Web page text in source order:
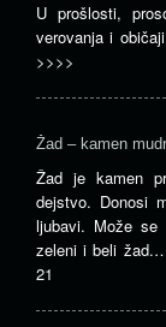
U prošlosti,
verovanja i
>>>>
Žad – kamen
Žad je kamen
dejstvo. Donosi
ljubavi. Može se
zeleni i beli
21